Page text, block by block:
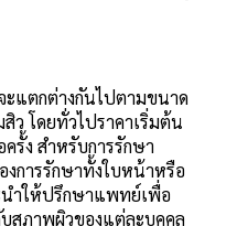
ะแตกต่างกันไปตามขนาด
โดยทั่วไปราคาเริ่มต้น
รั้ง สำหรับการรักษา
งการรักษาทั้งใบหน้าหรือ
ำให้ปรึกษาแพทย์เพื่อ
สภาพผิวของแต่ละบุคคล